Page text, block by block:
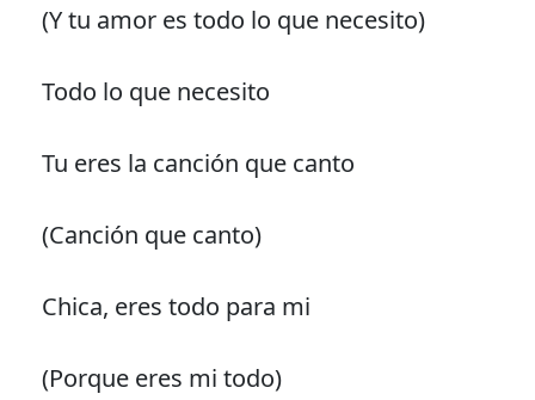
(Y tu amor es todo lo que necesito)
Todo lo que necesito
Tu eres la canción que canto
(Canción que canto)
Chica, eres todo para mi
(Porque eres mi todo)